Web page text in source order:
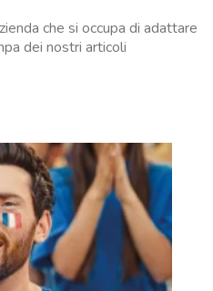
che si occupa di adattare
dei nostri articoli